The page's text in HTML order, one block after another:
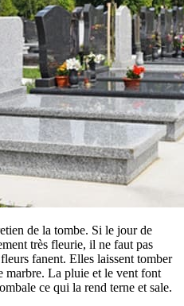
de la tombe. Si le jour de
très fleurie, il ne faut pas
fanent. Elles laissent tomber
marbre. La pluie et le vent font
ce qui la rend terne et sale.